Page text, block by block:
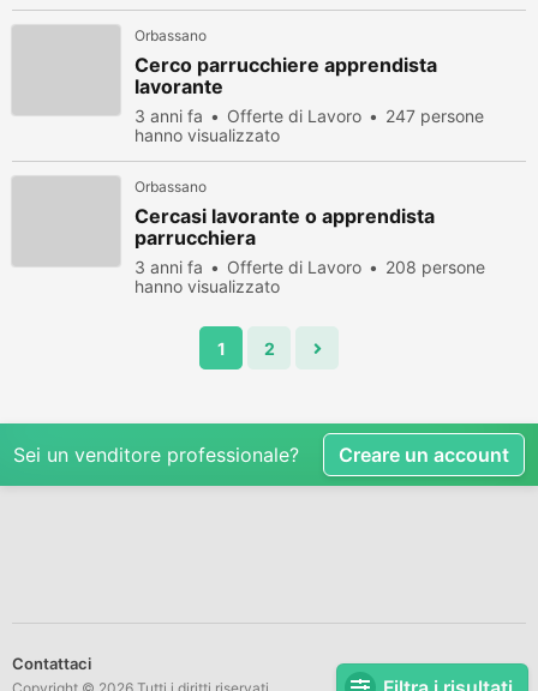
Orbassano
Cerco parrucchiere apprendista
lavorante
3 anni fa Offerte di Lavoro
247 persone
hanno visualizzato
Orbassano
Cercasi lavorante o apprendista
parrucchiera
3 anni fa Offerte di Lavoro
208 persone
hanno visualizzato
1 2
Sei un venditore professionale? Creare un account
Contattaci